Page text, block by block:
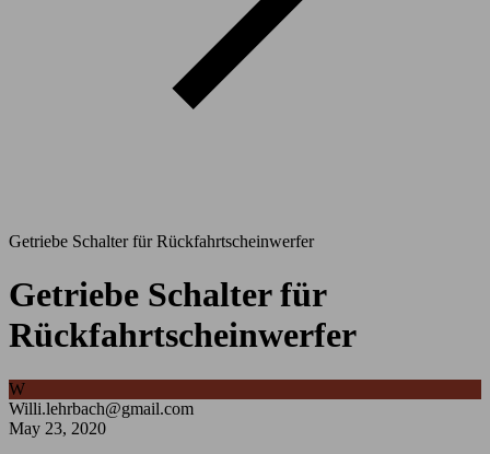
Getriebe Schalter für Rückfahrtscheinwerfer
Getriebe Schalter für
Rückfahrtscheinwerfer
W
Willi.lehrbach@gmail.com
May 23, 2020